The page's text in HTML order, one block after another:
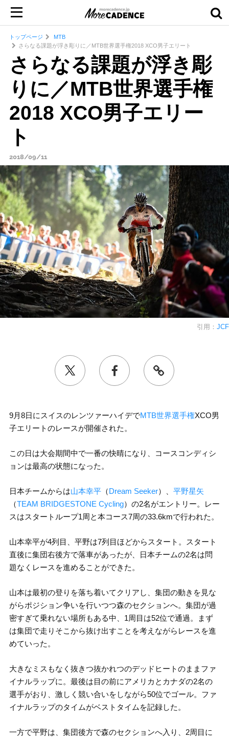
トップページ
MTB
さらなる課題が浮き彫りに／MTB世界選手権2018 XCO男子エリート
さらなる課題が浮き彫
りに／MTB世界選手権
2018 XCO男子エリー
ト
2018/09/11
引用： JCF
9月8日にスイスのレンツァーハイデでMTB世界選手権XCO男
子エリートのレースが開催された。
この日は大会期間中で一番の快晴になり、コースコンディシ
ョンは最高の状態になった。
日本チームからは山本幸平（Dream Seeker）、 平野星矢
（TEAM BRIDGESTONE Cycling）の2名がエントリー。レー
スはスタートループ1周と本コース7周の33.6kmで行われた。
山本幸平が4列目、平野は7列目ほどからスタート。スタート
直後に集団右後方で落車があったが、日本チームの2名は問
題なくレースを進めることができた。
山本は最初の登りを落ち着いてクリアし、集団の動きを見な
がらポジション争いを行いつつ森のセクションへ。集団が過
密すぎて乗れない場所もある中、1周目は52位で通過。まず
は集団で走りそこから抜け出すことを考えながらレースを進
めていった。
大きなミスもなく抜きつ抜かれつのデッドヒートのままファ
イナルラップに。最後は目の前にアメリカとカナダの2名の
選手がおり、激しく競い合いをしながら50位でゴール。ファ
イナルラップのタイムがベストタイムを記録した。
一方で平野は、集団後方で森のセクションへ入り、2周目に